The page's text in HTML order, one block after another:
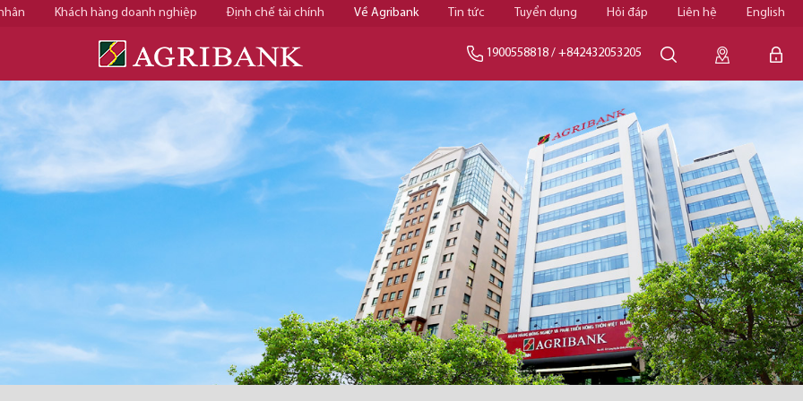
Khách hàng doanh nghiệp Định chế tài chính Về Agribank Tin tức Tuyển dụng Hỏi đáp Liên hệ English
1900558818 / +842432053205